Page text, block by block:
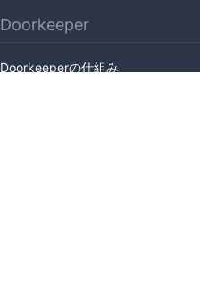
Doorkeeper
Doorkeeperの仕組み